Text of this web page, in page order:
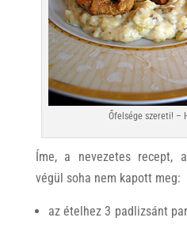
Őfelsége szereti! –
Íme, a nevezetes recept,
végül soha nem kapott meg:
az ételhez 3 padlizsánt